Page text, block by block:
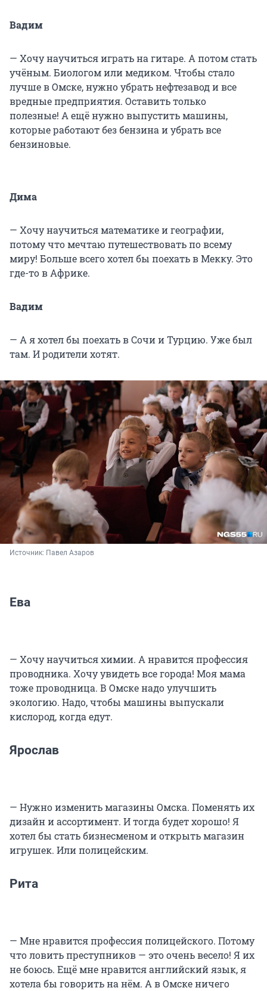
Вадим
— Хочу научиться играть на гитаре. А потом стать
учёным. Биологом или медиком. Чтобы стало
лучше в Омске, нужно убрать нефтезавод и все
вредные предприятия. Оставить только
полезные! А ещё нужно выпустить машины,
которые работают без бензина и убрать все
бензиновые.
Дима
— Хочу научиться математике и географии,
потому что мечтаю путешествовать по всему
миру! Больше всего хотел бы поехать в Мекку. Это
где-то в Африке.
Вадим
— А я хотел бы поехать в Сочи и Турцию. Уже был
там. И родители хотят.
Источник: Павел Азаров
Ева
— Хочу научиться химии. А нравится профессия
проводника. Хочу увидеть все города! Моя мама
тоже проводница. В Омске надо улучшить
экологию. Надо, чтобы машины выпускали
кислород, когда едут.
Ярослав
— Нужно изменить магазины Омска. Поменять их
дизайн и ассортимент. И тогда будет хорошо! Я
хотел бы стать бизнесменом и открыть магазин
игрушек. Или полицейским.
Рита
— Мне нравится профессия полицейского. Потому
что ловить преступников — это очень весело! Я их
не боюсь. Ещё мне нравится английский язык, я
хотела бы говорить на нём. А в Омске ничего